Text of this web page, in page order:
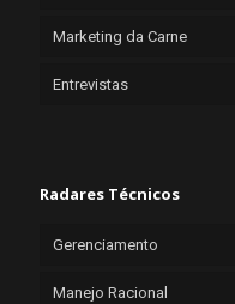
Marketing da Carne
Entrevistas
Radares Técnicos
Gerenciamento
Manejo Racional